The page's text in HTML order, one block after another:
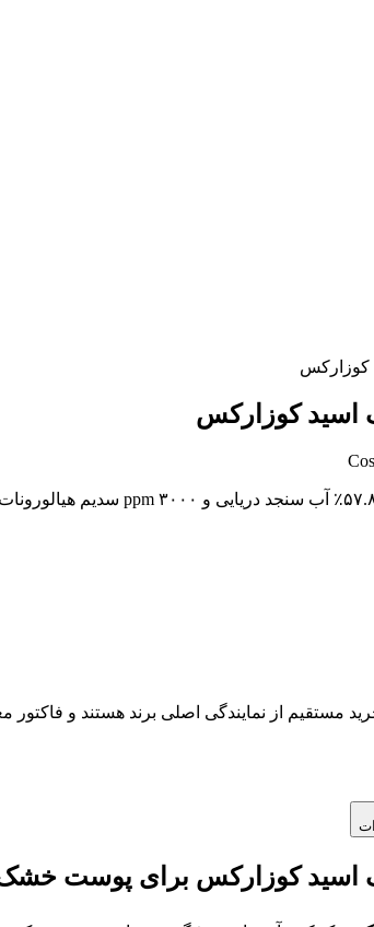
کوزارکس
اسید کوزارکس
مستقیم از نمایندگی اصلی برند هستند و فاکتور
اسید کوزارکس برای پوست